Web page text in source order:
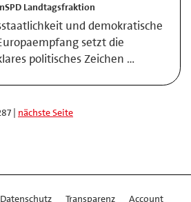
Landtagsfraktion
und demokratische
setzt die
politisches Zeichen …
| nächste Seite
Datenschutz Transparenz Account